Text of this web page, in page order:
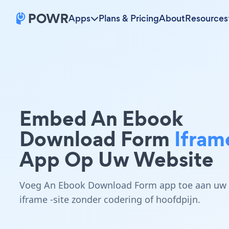
Apps Plans & PricingAboutResources
Embed An Ebook
Download Form
App Op Uw Website
Voeg An Ebook Download Form app toe aan uw
iframe -site zonder codering of hoofdpijn.